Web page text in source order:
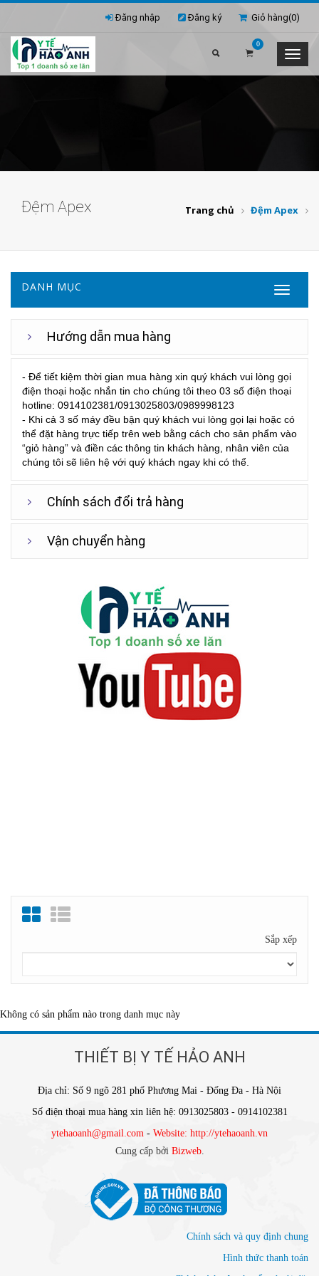
Giỏ hàng(0)
Đăng nhập Đăng ký
0
Đệm Apex Trang chủ Đệm Apex
DANH MỤC
Hướng dẫn mua hàng
- Để tiết kiệm thời gian mua hàng xin quý khách vui lòng gọi
điện thoại hoặc nhắn tin cho chúng tôi theo 03 số điện thoại
hotline: 0914102381/0913025803/0989998123
- Khi cả 3 số máy đều bận quý khách vui lòng gọi lại hoặc có
thể đặt hàng trực tiếp trên web bằng cách cho sản phẩm vào
“giỏ hàng” và điền các thông tin khách hàng, nhân viên của
chúng tôi sẽ liên hệ với quý khách ngay khi có thể.
Chính sách đổi trả hàng
Vận chuyển hàng
Sắp xếp
Không có sản phẩm nào trong danh mục này
THIẾT BỊ Y TẾ HẢO ANH
Địa chỉ: Số 9 ngõ 281 phố Phương Mai - Đống Đa - Hà Nội
Số điện thoại mua hàng xin liên hệ: 0913025803 - 0914102381
ytehaoanh@gmail.com - Website: http://ytehaoanh.vn
Cung cấp bởi Bizweb.
Chính sách và quy định chung
Hình thức thanh toán